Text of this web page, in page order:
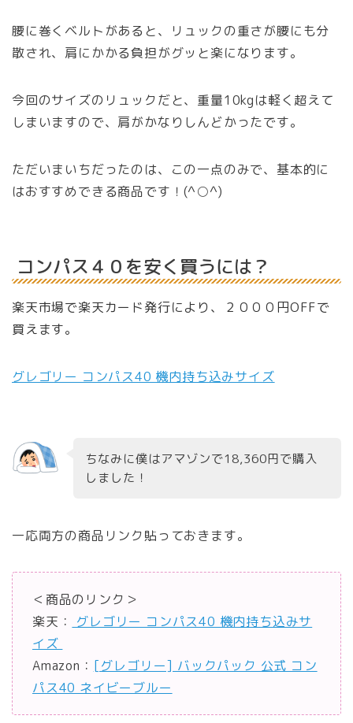
腰に巻くベルトがあると、リュックの重さが腰にも分
散され、肩にかかる負担がグッと楽になります。
今回のサイズのリュックだと、重量10kgは軽く超えて
しまいますので、肩がかなりしんどかったです。
ただいまいちだったのは、この一点のみで、基本的に
はおすすめできる商品です！(^○^)
コンパス４０を安く買うには？
楽天市場で楽天カード発行により、２０００円OFFで
買えます。
グレゴリー コンパス40 機内持ち込みサイズ
ちなみに僕はアマゾンで18,360円で購入
しました！
一応両方の商品リンク貼っておきます。
＜商品のリンク＞
楽天：
グレゴリー コンパス40 機内持ち込みサ
イズ
Amazon： [グレゴリー] バックパック 公式 コン
パス40 ネイビーブルー